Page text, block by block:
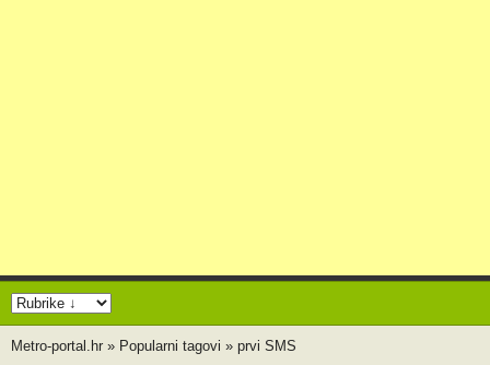
Metro-portal.hr » Popularni tagovi » prvi SMS